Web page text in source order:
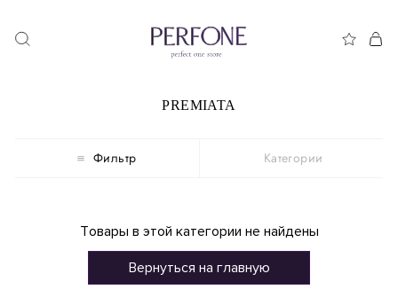
PREMIATA
Фильтр Категории
Товары в этой категории не найдены
Вернуться на главную